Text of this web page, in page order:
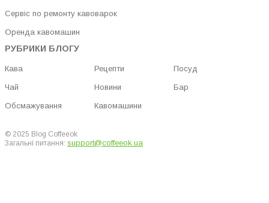
Сервіс по ремонту кавоварок
Оренда кавомашин
РУБРИКИ БЛОГУ
Кава
Чай
Обсмажування
Рецепти
Новини
Кавомашини
Посуд
Бар
© 2025 Blog Coffeeok
Загальні питання: support@coffeeok.ua